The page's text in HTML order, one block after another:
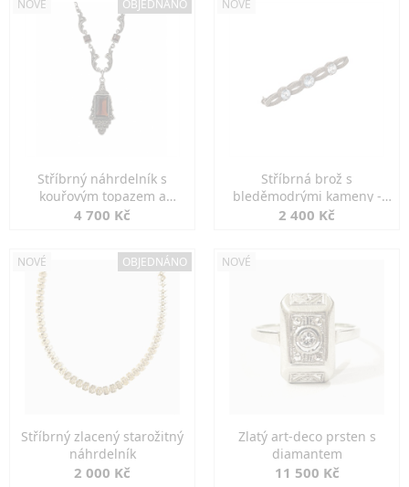
NOVÉ OBJEDNÁNO
Stříbrný náhrdelník s
kouřovým topazem a
markazity
4 700 Kč
NOVÉ
Stříbrná brož s
bleděmodrými kameny -
jemná elegance
2 400 Kč
NOVÉ OBJEDNÁNO
Stříbrný zlacený starožitný
náhrdelník
2 000 Kč
NOVÉ
Zlatý art-deco prsten s
diamantem
11 500 Kč